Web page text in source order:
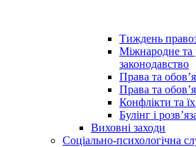
Тиждень
Міжнародне та
законодавство
Права та
Права та
Конфлікти та
Булінг і
Виховні заходи
Соціально-психологічна